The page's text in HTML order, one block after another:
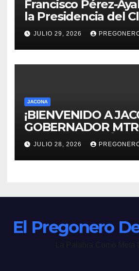
Francisco Pérez-
la Presidencia del
Rotario Zamora
para el periodo
JULIO 29, 2026
JACONA
¡BIENVENIDO A
GOBERNADOR
ALFREDO RAMÍREZ
BEDOLLA!
JULIO 28, 2026
El Pregonero